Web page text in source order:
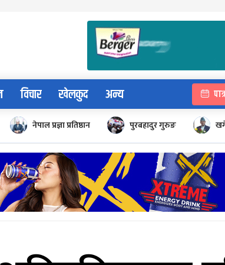
विचार खेलकुद अन्य
नेपाल प्रज्ञा प्रतिष्ठान पुरबहादुर गुरुङ